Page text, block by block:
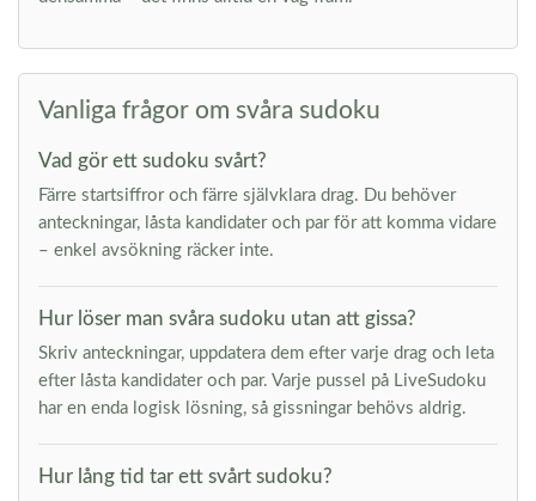
Vanliga frågor om svåra sudoku
Vad gör ett sudoku svårt?
Färre startsiffror och färre självklara drag. Du behöver
anteckningar, låsta kandidater och par för att komma vidare
– enkel avsökning räcker inte.
Hur löser man svåra sudoku utan att gissa?
Skriv anteckningar, uppdatera dem efter varje drag och leta
efter låsta kandidater och par. Varje pussel på LiveSudoku
har en enda logisk lösning, så gissningar behövs aldrig.
Hur lång tid tar ett svårt sudoku?